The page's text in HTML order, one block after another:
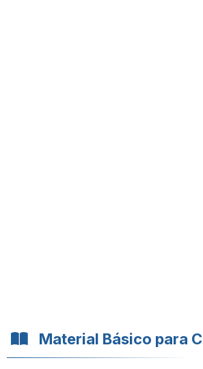
Material Básico para